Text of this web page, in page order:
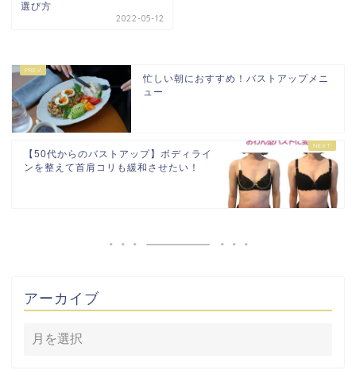
選び方
2022-05-12
忙しい朝におすすめ！バストアップメニ
ュー
【50代からのバストアップ】ボディライ
ンを整えて首肩コリも緩和させたい！
アーカイブ